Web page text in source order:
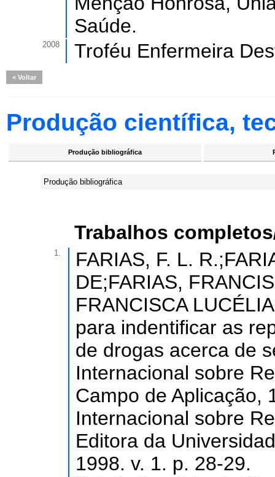
Saúde.
2008 Troféu Enfermeira
Voltar
Produção científica,
Produção bibliográfica
Produção bibliográfica
Trabalhos
1.
FARIAS, F. L.
DE;FARIAS,
FRANCISCA
para indentificar as
de drogas acerca de
Internacional sobre
Campo de Aplicação,
Internacional sobre
Editora da
1998. v. 1. p. 28-29.